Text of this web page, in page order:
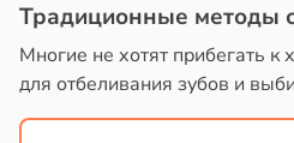
Традиционные методы
Многие не хотят прибегать к
для отбеливания зубов и